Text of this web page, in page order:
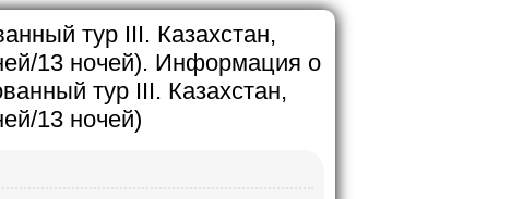
тур III. Казахстан,
13 ночей). Информация о
тур III. Казахстан,
13 ночей)